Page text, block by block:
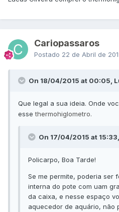
Cariopassaros
Postado 22 de Abril de
On 18/04/2015 at 00:05,
Que legal a sua ideia. Onde
essethermohiglometro.
On 17/04/2015 at
Policarpo, Boa Tarde!
Se me permite, poderia ser
interna do pote com uam
da caixa, e nesse espaço
aquecedor de aquário, não